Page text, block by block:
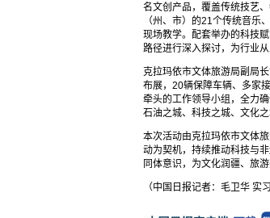
名文创产品，覆盖传统技艺
（州、市）的21个传统音乐
现场教学。配套举办的科技
路径进行深入探讨，为行业
克拉玛依市文体旅游局副局
布展，20辆保障车辆、多家
牵头的工作领导小组，全力
石油之城、科技之城、文化之
本次活动由克拉玛依市文体
动为契机，持续推动科技与
同体意识，为文化润疆、旅
（中国日报记者：毛卫华 实